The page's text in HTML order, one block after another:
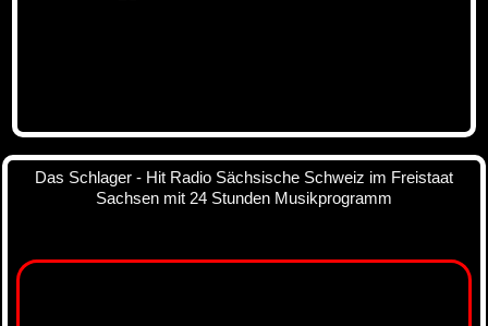
Das Schlager - Hit Radio Sächsische Schweiz im Freistaat
Sachsen mit 24 Stunden Musikprogramm